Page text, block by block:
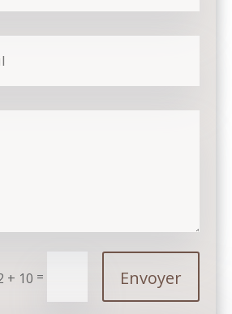
+ 10 = Envoyer